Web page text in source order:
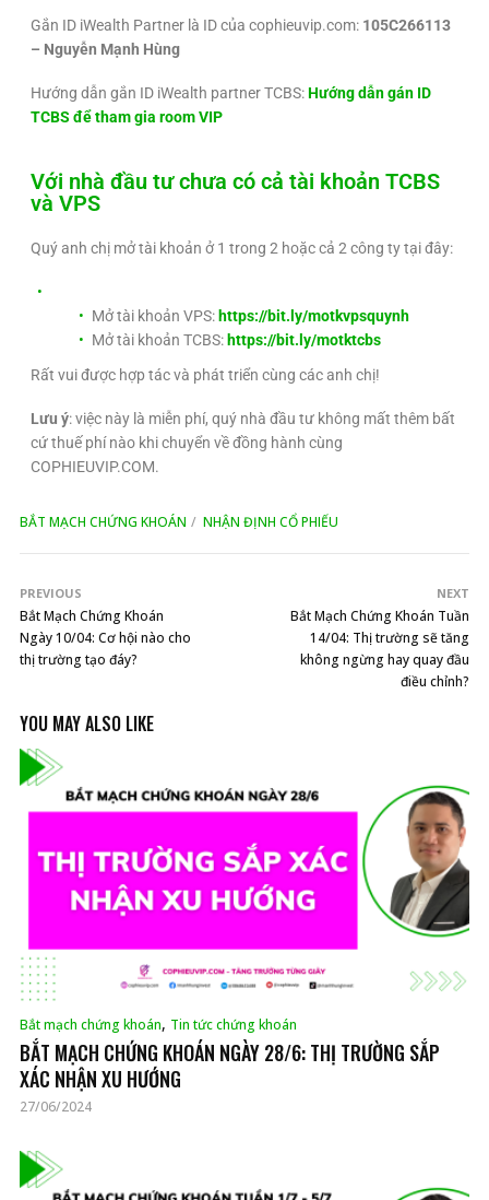
Gắn ID iWealth Partner là ID của cophieuvip.com: 105C266113
– Nguyễn Mạnh Hùng
Hướng dẫn gắn ID iWealth partner TCBS:Hướng dẫn gán ID
TCBS để tham gia room VIP
Với nhà đầu tư chưa có cả tài khoản TCBS
và VPS
Quý anh chị mở tài khoản ở 1 trong 2 hoặc cả 2 công ty tại đây:
Mở tài khoản VPS: https://bit.ly/motkvpsquynh
Mở tài khoản TCBS: https://bit.ly/motktcbs
Rất vui được hợp tác và phát triển cùng các anh chị!
Lưu ý: việc này là miễn phí, quý nhà đầu tư không mất thêm bất
cứ thuế phí nào khi chuyển về đồng hành cùng
COPHIEUVIP.COM.
BẮT MẠCH CHỨNG KHOÁN NHẬN ĐỊNH CỔ PHIẾU
PREVIOUS
Bắt Mạch Chứng Khoán
Ngày 10/04: Cơ hội nào cho
thị trường tạo đáy?
NEXT
Bắt Mạch Chứng Khoán Tuần
14/04: Thị trường sẽ tăng
không ngừng hay quay đầu
điều chỉnh?
YOU MAY ALSO LIKE
Bắt mạch chứng khoán, Tin tức chứng khoán
BẮT MẠCH CHỨNG KHOÁN NGÀY 28/6: THỊ TRƯỜNG SẮP
XÁC NHẬN XU HƯỚNG
27/06/2024